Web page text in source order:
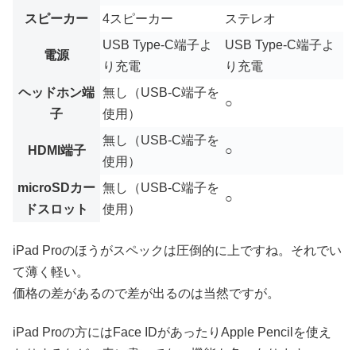
スピーカー
4スピーカー ステレオ
電源
USB Type-C端子よ
り充電
USB Type-C端子よ
り充電
ヘッドホン端
子
無し（USB-C端子を
使用）
○
HDMI端子
無し（USB-C端子を
使用）
○
microSDカー
ドスロット
無し（USB-C端子を
使用）
○
iPad Proのほうがスペックは圧倒的に上ですね。それでい
て薄く軽い。
価格の差があるので差が出るのは当然ですが。
iPad Proの方にはFace IDがあったりApple Pencilを使え